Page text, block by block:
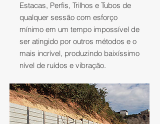
Estacas, Perfis, Trilhos e Tubos de
qualquer sessão com esforço
mínimo em um tempo impossível de
ser atingido por outros métodos e o
mais incrível, produzindo baixíssimo
nível de ruídos e vibração.